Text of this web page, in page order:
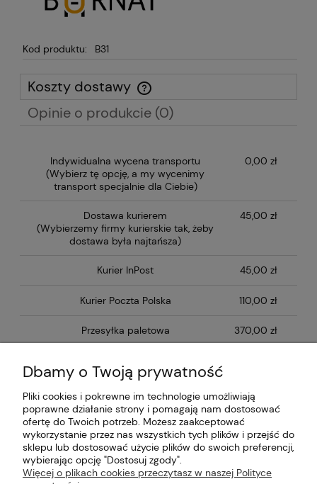
Kod produktu: B31
Koszty dostawy
Cena nie zawiera ewentualnych kosztów płatności
Opinie o produkcie (0)
Indywidualna wycena transportu
(Wybierz tę opcję, a my wycenimy
transport specjalnie dla Ciebie)
0,00 zł
Dostawa kurierem
(Wybierzemy firmy kurierskie tak, żeby
dostawa była najtańsza)
45,00 zł
Kurier InPost 45,00 zł
Kurier Poczta Polska 110,00 zł
Przesyłka paletowa 370,00 zł
Moje konto
Płatności i dostawa
Dbamy o Twoją prywatność
Pliki cookies i pokrewne im technologie umożliwiają
poprawne działanie strony i pomagają nam dostosować
ofertę do Twoich potrzeb. Możesz zaakceptować
wykorzystanie przez nas wszystkich tych plików i przejść do
sklepu lub dostosować użycie plików do swoich preferencji,
wybierając opcję "Dostosuj zgody".
Więcej o plikach cookies przeczytasz w naszej Polityce